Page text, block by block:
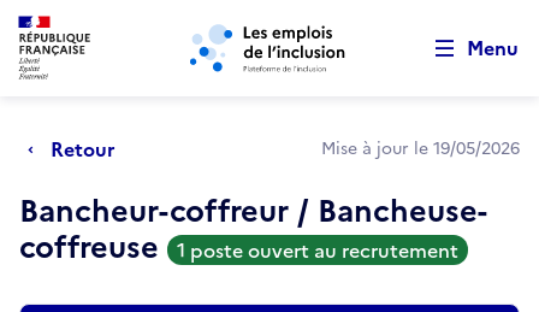
Aller au menu principal Aller au contenu principal
Menu
Retour Mise à jour le 19/05/2026
Bancheur-coffreur / Bancheuse-
coffreuse 1 poste ouvert au recrutement
Retour au début de la page
Panneau de gestion des cookies